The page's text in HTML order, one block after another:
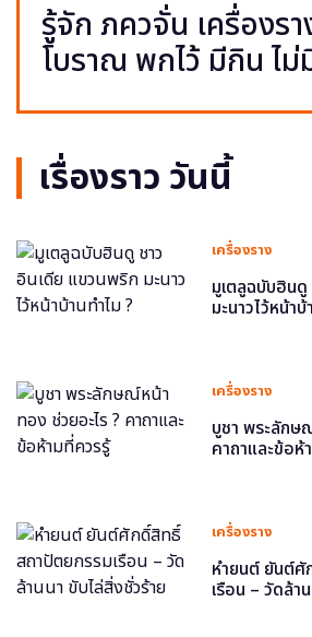
รู้จัก ภควจั่น เครื่องร
โบราณ พกไว้ มีกิน ไ
เรื่องราว วันนี้
เครื่องราง
มูเตลูฉบับฮิน
มะนาวไว้หน้าบ้
เครื่องราง
บูชา พระลักษ
คาถาและข้อห้
เครื่องราง
หำยนต์ ยันต์ศั
เรือน – วัดล้า